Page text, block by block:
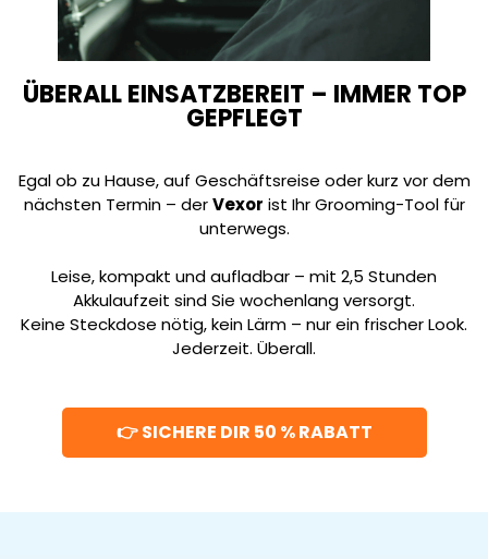
ÜBERALL EINSATZBEREIT – IMMER TOP
GEPFLEGT
Egal ob zu Hause, auf Geschäftsreise oder kurz vor dem
nächsten Termin – derVexor ist Ihr Grooming-Tool für
unterwegs.
Leise, kompakt und aufladbar – mit 2,5 Stunden
Akkulaufzeit sind Sie wochenlang versorgt.
Keine Steckdose nötig, kein Lärm – nur ein frischer Look.
Jederzeit. Überall.
👉 SICHERE DIR 50 % RABATT